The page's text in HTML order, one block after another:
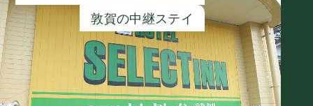
敦賀の中継ステイ